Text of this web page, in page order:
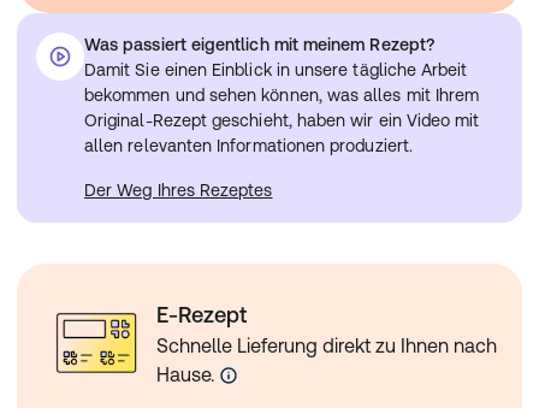
Arzneimittel. Zeichen einer verminderten
Blutzuckerkonzentration (beschleunigter Puls, Zittern)
können verschleiert werden.
Blutdrucksenkende Arzneimittel oder Arzneimittel zur
Behandlung bestimmter Herzerkrankungen
(harntreibende Arzneimittel, gefäßerweiternde
Verapamil- oder Diltiazem-Typ], herzwirksame Glykoside,
Verstärkter Blutdruckabfall, stark verminderte
in Einzelfällen (bei Calciumantagonisten)
Arzneimittel zur Behandlung bestimmter psychischer
Erkrankungen (Arzneimittel gegen Depressionen [z. B.
Was passiert eigentlich mit meinem Rezept?
Damit Sie einen Einblick in unsere tägliche Arbeit
bekommen und sehen können, was alles mit Ihrem
Original-Rezept geschieht, haben wir ein Video mit
allen relevanten Informationen produziert.
Der Weg Ihres Rezeptes
E-Rezept
Schnelle Lieferung direkt zu Ihnen nach
Hause.